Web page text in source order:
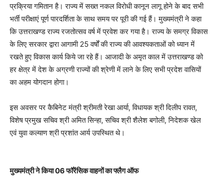
प्रक्रिया गमितान है। राज्य में सख्त नकल विरोधी कानून लागू होने के बाद सभी
भर्ती परीक्षाएं पूर्ण पारदर्शिता के साथ समय पर पूरी की गई हैं। मुख्यमंत्री ने कहा
कि उत्तराखण्ड राज्य रजतोत्सव वर्ष में प्रवेश कर गया है। राज्य के समग्र विकास
के लिए सरकार द्वारा आगामी 25 वर्षों की राज्य की आवश्यकताओं को ध्यान में
रखते हुए विकास कार्य किये जा रहे हैं। आजादी के अमृत काल में उत्तराखण्ड को
हर क्षेत्र में देश के अग्रणी राज्यों की श्रेणी में लाने के लिए सभी प्रदेश वासियों
का अहम योगदान होगा।
इस अवसर पर कैबिनेट मंत्री श्रीमती रेखा आर्या, विधायक श्री दिलीप रावत,
विशेष प्रमुख सचिव श्री अमित सिन्हा, सचिव श्री शैलेश बगोली, निदेशक खेल
एवं युवा कल्याण श्री प्रशांत आर्य उपस्थित थे।
मुख्यमंत्री ने किया 06 फॉरेंसिक वाहनों का फ्लैग ऑफ